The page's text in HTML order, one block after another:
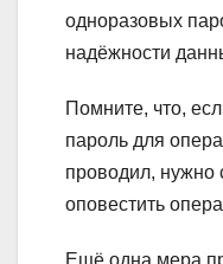
одноразовых
надёжности
Помните, что,
пароль для
проводил, нужно
оповестить
Ещё одна мера